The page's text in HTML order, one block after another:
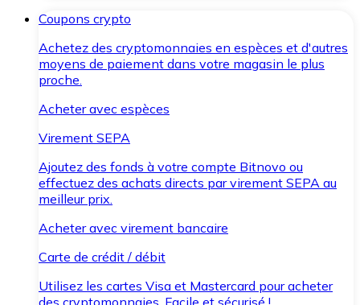
Coupons crypto
Achetez des cryptomonnaies en espèces et d'autres
moyens de paiement dans votre magasin le plus
proche.
Acheter avec espèces
Virement SEPA
Ajoutez des fonds à votre compte Bitnovo ou
effectuez des achats directs par virement SEPA au
meilleur prix.
Acheter avec virement bancaire
Carte de crédit / débit
Utilisez les cartes Visa et Mastercard pour acheter
des cryptomonnaies. Facile et sécurisé !